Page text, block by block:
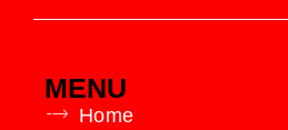
MENU
Home